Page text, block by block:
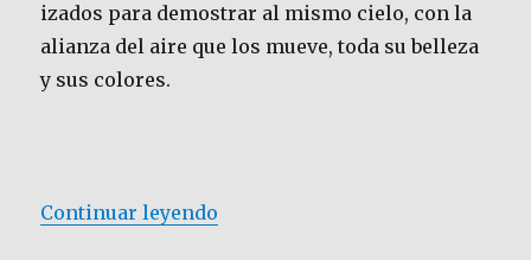
izados para demostrar al mismo cielo, con la
alianza del aire que los mueve, toda su belleza
y sus colores.
Continuar leyendo